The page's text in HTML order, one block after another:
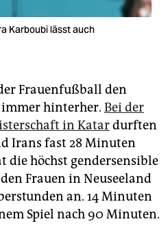
Karboubi lässt auch
Frauenfußball den
hinterher. Bei der
in Katardurften
Irans fast 28 Minuten
die höchst gendersensible
Frauen in Neuseeland
an. 14 Minuten
Spiel nach 90 Minuten.